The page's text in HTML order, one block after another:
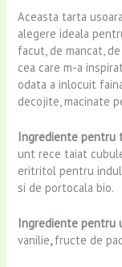
Aceasta tarta
alegere ideala
facut, de mancat,
cea care m-a
odata a inlocuit
decojite, macinate
Ingrediente pentru
unt rece taiat
eritritol pentru
si de portocala bio.
Ingrediente pentru
vanilie,fructe de